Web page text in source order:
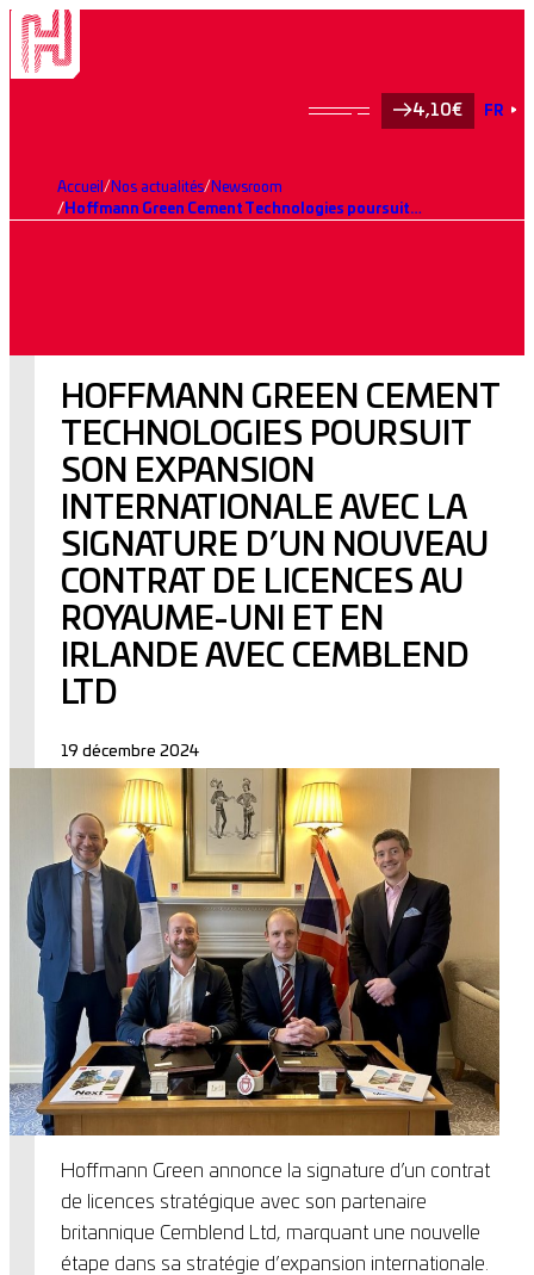
4,10€ FR
Accueil Nos actualités
Newsroom
Hoffmann Green Cement Technologies poursuit son expansion internationale avec la signature d’un nouveau contrat de licences au Royaume-Uni et en Irlande avec Cemblend Ltd
HOFFMANN GREEN CEMENT
TECHNOLOGIES POURSUIT
SON EXPANSION
INTERNATIONALE AVEC LA
SIGNATURE D’UN NOUVEAU
CONTRAT DE LICENCES AU
ROYAUME-UNI ET EN
IRLANDE AVEC CEMBLEND
LTD
19 décembre 2024
Hoffmann Green annonce la signature d’un contrat
de licences stratégique avec son partenaire
britannique Cemblend Ltd, marquant une nouvelle
étape dans sa stratégie d’expansion internationale.